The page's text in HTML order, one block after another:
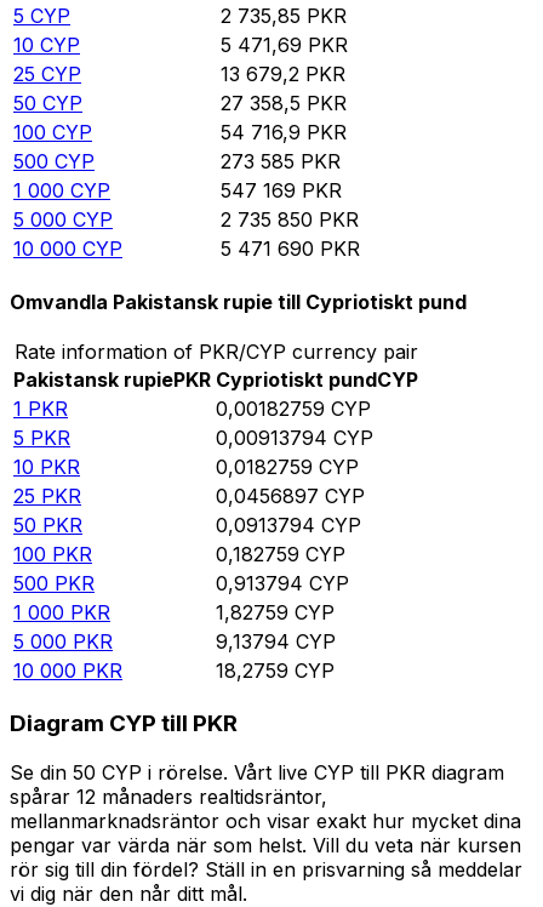
5 CYP 2 735,85 PKR
10 CYP 5 471,69 PKR
25 CYP 13 679,2 PKR
50 CYP 27 358,5 PKR
100 CYP 54 716,9 PKR
500 CYP 273 585 PKR
1 000 CYP 547 169 PKR
5 000 CYP 2 735 850 PKR
10 000 CYP 5 471 690 PKR
Omvandla Pakistansk rupie till Cypriotiskt pund
Rate information of PKR/CYP currency pair
Pakistansk rupiePKR Cypriotiskt pundCYP
1 PKR 0,00182759 CYP
5 PKR 0,00913794 CYP
10 PKR 0,0182759 CYP
25 PKR 0,0456897 CYP
50 PKR 0,0913794 CYP
100 PKR 0,182759 CYP
500 PKR 0,913794 CYP
1 000 PKR 1,82759 CYP
5 000 PKR 9,13794 CYP
10 000 PKR 18,2759 CYP
Diagram CYP till PKR
Se din 50 CYP i rörelse. Vårt live CYP till PKR diagram
spårar 12 månaders realtidsräntor,
mellanmarknadsräntor och visar exakt hur mycket dina
pengar var värda när som helst. Vill du veta när kursen
rör sig till din fördel? Ställ in en prisvarning så meddelar
vi dig när den når ditt mål.